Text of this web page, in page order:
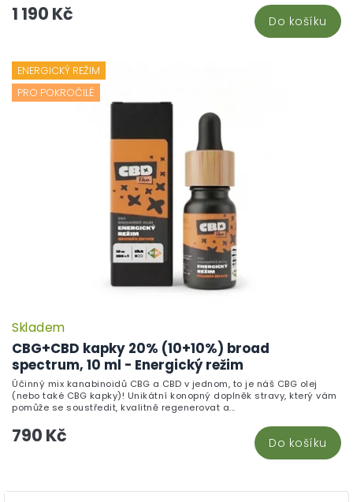
1 190 Kč Do košíku
ENERGICKÝ REŽIM
PRO POKROČILÉ
CBG+CBD kapky 20% (10+10%) broad
spectrum, 10 ml - Energický režim
Skladem
790 Kč Do košíku
Účinný mix kanabinoidů CBG a CBD v jednom, to je náš CBG olej
(nebo také CBG kapky)! Unikátní konopný doplněk stravy, který vám
pomůže se soustředit, kvalitně regenerovat a...